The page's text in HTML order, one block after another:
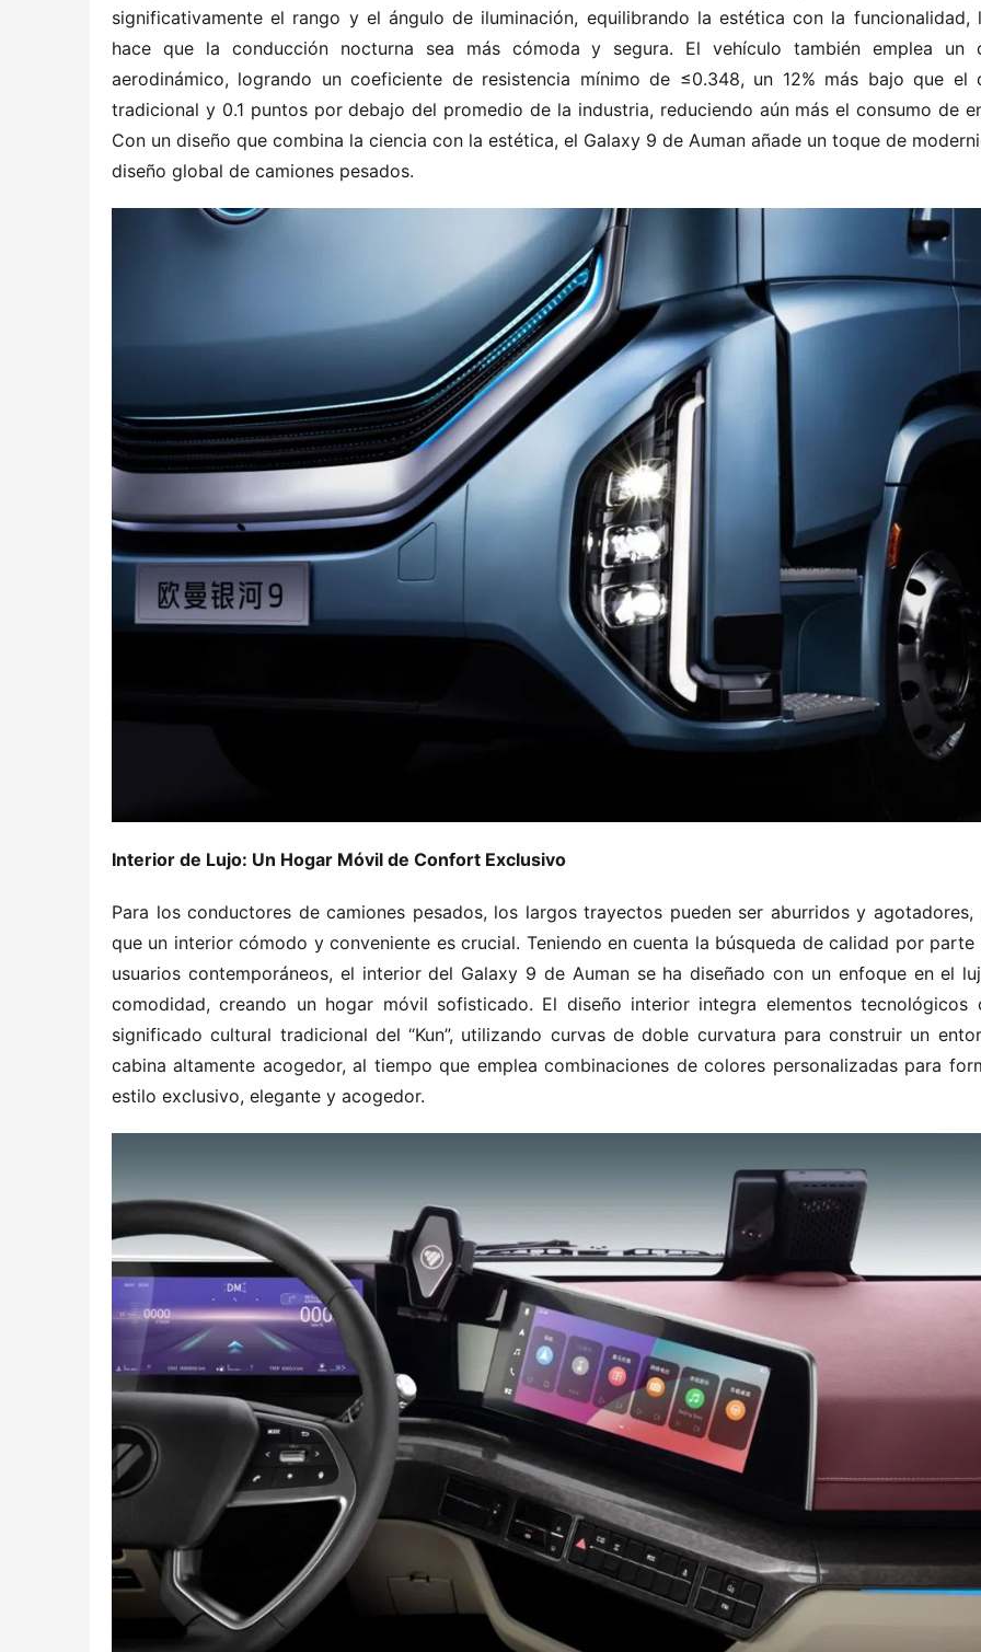
significativamente el rango y el ángulo de iluminación, equilibrando la estética con la funcionalidad,
hace que la conducción nocturna sea más cómoda y segura. El vehículo también emplea un
aerodinámico, logrando un coeficiente de resistencia mínimo de ≤0.348, un 12% más bajo que el
tradicional y 0.1 puntos por debajo del promedio de la industria, reduciendo aún más el consumo de
Con un diseño que combina la ciencia con la estética, el Galaxy 9 de Auman añade un toque de
diseño global de camiones pesados.
Interior de Lujo: Un Hogar Móvil de Confort Exclusivo
Para los conductores de camiones pesados, los largos trayectos pueden ser aburridos y
que un interior cómodo y conveniente es crucial. Teniendo en cuenta la búsqueda de calidad por parte
usuarios contemporáneos, el interior del Galaxy 9 de Auman se ha diseñado con un enfoque en el
comodidad, creando un hogar móvil sofisticado. El diseño interior integra elementos tecnológicos
significado cultural tradicional del “Kun”, utilizando curvas de doble curvatura para construir un
cabina altamente acogedor, al tiempo que emplea combinaciones de colores personalizadas para
estilo exclusivo, elegante y acogedor.